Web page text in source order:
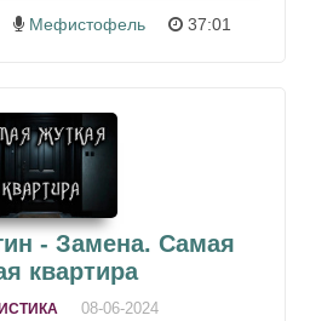
Мефистофель 37:01
- Замена. Самая
квартира
08-06-2024